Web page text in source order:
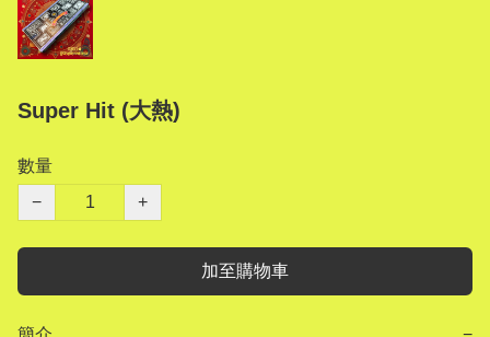
Super Hit (大熱)
數量
−
+
加至購物車